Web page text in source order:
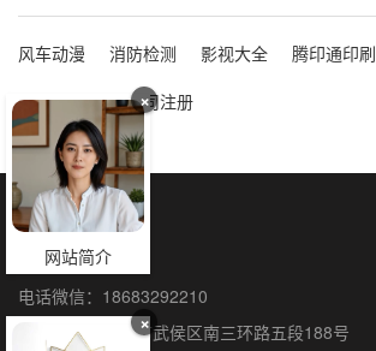
风车动漫 消防检测 影视大全 腾印通印刷
洗脸吧
海外公司注册
×
网站简介
×
保函全国办理
联系人：石阳
电话微信：18683292210
联系地址：成都市武侯区南三环路五段188号